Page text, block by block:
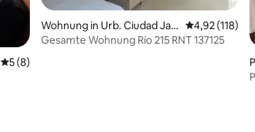
Durchschnittliche Bewertung: 5 von 5, 8
5 (8)
Wohnung in Urb. Ciudad Jar
din
4,92 (118)
Gesamte Wohnung Río 215 RNT 137125